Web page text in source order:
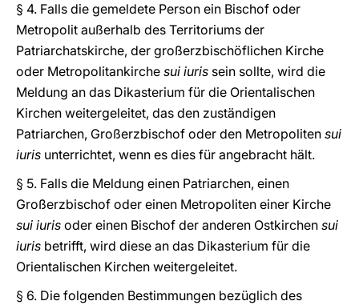
§ 4. Falls die gemeldete Person ein Bischof oder
Metropolit außerhalb des Territoriums der
Patriarchatskirche, der großerzbischöflichen Kirche
oder Metropolitankirche sui iuris sein sollte, wird die
Meldung an das Dikasterium für die Orientalischen
Kirchen weitergeleitet, das den zuständigen
Patriarchen, Großerzbischof oder den Metropoliten sui
iuris unterrichtet, wenn es dies für angebracht hält.
§ 5. Falls die Meldung einen Patriarchen, einen
Großerzbischof oder einen Metropoliten einer Kirche
sui iuris oder einen Bischof der anderen Ostkirchen sui
iuris betrifft, wird diese an das Dikasterium für die
Orientalischen Kirchen weitergeleitet.
§ 6. Die folgenden Bestimmungen bezüglich des